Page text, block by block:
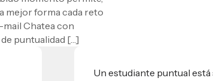
Honduras, C.A.
mejor forma cada reto
mail Chatea con
puntualidad […]
Un estudiante puntual